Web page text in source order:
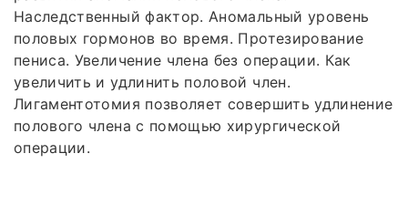
Наследственный фактор. Аномальный уровень
половых гормонов во время. Протезирование
пениса. Увеличение члена без операции. Как
увеличить и удлинить половой член.
Лигаментотомия позволяет совершить удлинение
полового члена с помощью хирургической
операции.